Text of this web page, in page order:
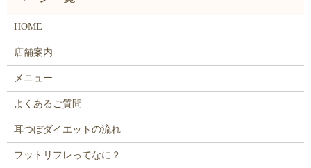
HOME
店舗案内
メニュー
よくあるご質問
耳つぼダイエットの流れ
フットリフレってなに？